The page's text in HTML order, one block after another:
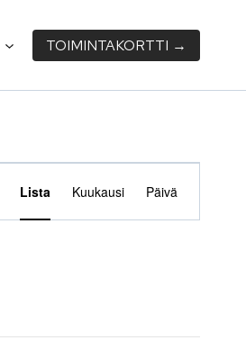
TOIMINTA­KORTTI →
Views
Lista Kuukausi Päivä